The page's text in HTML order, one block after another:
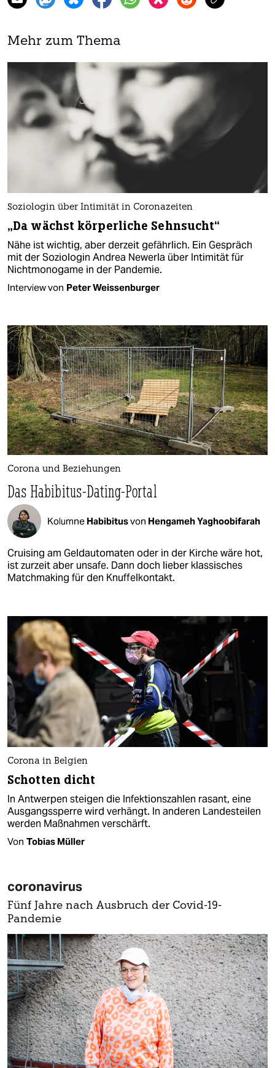
Mehr zum Thema
Soziologin über Intimität in Coronazeiten
„Da wächst körperliche Sehnsucht“
Nähe ist wichtig, aber derzeit gefährlich. Ein Gespräch
mit der Soziologin Andrea Newerla über Intimität für
Nichtmonogame in der Pandemie.
Interview von Peter Weissenburger
Corona und Beziehungen
Das Habibitus-Dating-Portal
Kolumne Habibitusvon Hengameh Yaghoobifarah
Cruising am Geldautomaten oder in der Kirche wäre hot,
ist zurzeit aber unsafe. Dann doch lieber klassisches
Matchmaking für den Knuffelkontakt.
Corona in Belgien
Schotten dicht
In Antwerpen steigen die Infektionszahlen rasant, eine
Ausgangssperre wird verhängt. In anderen Landesteilen
werden Maßnahmen verschärft.
Von Tobias Müller
coronavirus
Fünf Jahre nach Ausbruch der Covid-19-
Pandemie